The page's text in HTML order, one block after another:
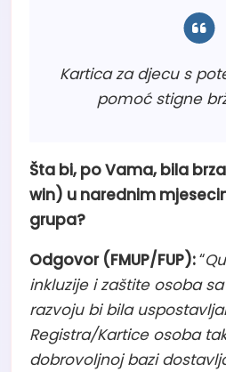
Kartica za djecu s
pomoć stigne
Šta bi, po Vama, bila
win) u narednim
grupa?
Odgovor (FMUP/FUP):“
inkluzije i zaštite osoba
razvoju bi bila
Registra/Kartice osoba
dobrovoljnoj bazi